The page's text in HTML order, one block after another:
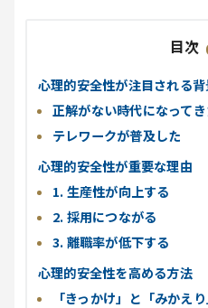
目次
心理的安全性が注目される
正解がない時代になって
テレワークが普及した
心理的安全性が重要な理由
1. 生産性が向上する
2. 採用につながる
3. 離職率が低下する
心理的安全性を高める方法
「きっかけ」と「みかえ